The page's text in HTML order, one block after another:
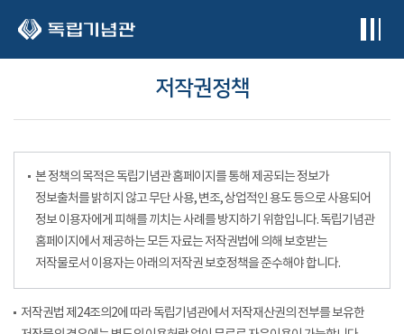
저작권정책
본 정책의 목적은 독립기념관 홈페이지를 통해 제공되는 정보가
정보출처를 밝히지 않고 무단 사용, 변조, 상업적인 용도 등으로 사용되어
정보 이용자에게 피해를 끼치는 사례를 방지하기 위함입니다. 독립기념관
홈페이지에서 제공하는 모든 자료는 저작권법에 의해 보호받는
저작물로서 이용자는 아래의 저작권 보호정책을 준수해야 합니다.
저작권법 제24조의2에 따라 독립기념관에서 저작재산권의 전부를 보유한